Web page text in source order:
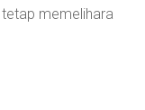
memelihara